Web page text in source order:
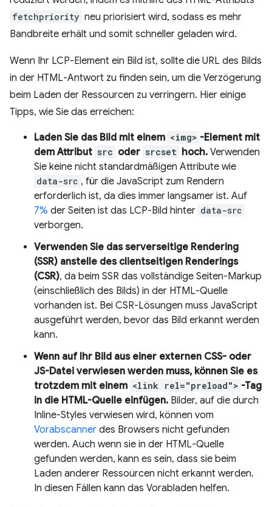
fetchpriority neu priorisiert wird, sodass es mehr
Bandbreite erhält und somit schneller geladen wird.
Wenn Ihr LCP-Element ein Bild ist, sollte die URL des Bilds
in der HTML-Antwort zu finden sein, um die Verzögerung
beim Laden der Ressourcen zu verringern. Hier einige
Tipps, wie Sie das erreichen:
Laden Sie das Bild mit einem <img> -Element mit
dem Attribut src oder srcset hoch. Verwenden
Sie keine nicht standardmäßigen Attribute wie
data-src , für die JavaScript zum Rendern
erforderlich ist, da dies immer langsamer ist. Auf
7% der Seiten ist das LCP-Bild hinter data-src
verborgen.
Verwenden Sie das serverseitige Rendering
(SSR) anstelle des clientseitigen Renderings
(CSR), da beim SSR das vollständige Seiten-Markup
(einschließlich des Bilds) in der HTML-Quelle
vorhanden ist. Bei CSR-Lösungen muss JavaScript
ausgeführt werden, bevor das Bild erkannt werden
kann.
Wenn auf Ihr Bild aus einer externen CSS- oder
JS-Datei verwiesen werden muss, können Sie es
trotzdem mit einem <link rel="preload"> -Tag
in die HTML-Quelle einfügen. Bilder, auf die durch
Inline-Styles verwiesen wird, können vom
Vorabscanner des Browsers nicht gefunden
werden. Auch wenn sie in der HTML-Quelle
gefunden werden, kann es sein, dass sie beim
Laden anderer Ressourcen nicht erkannt werden.
In diesen Fällen kann das Vorabladen helfen.